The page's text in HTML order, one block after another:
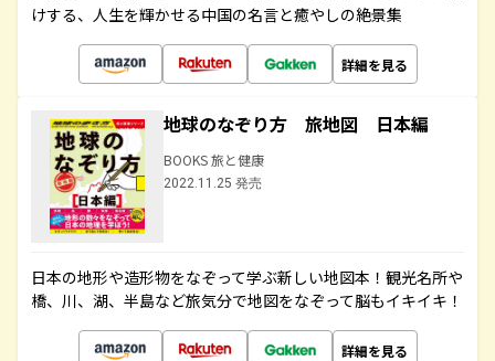
けする、人生を輝かせる中国の名言と癒やしの絶景集
詳細を見る
地球のなぞり方 旅地図 日本編
BOOKS 旅と健康
2022.11.25 発売
日本の地形や造形物をなぞって学ぶ新しい地図本！観光名所や
橋、川、湖、半島など旅気分で地図をなぞって脳もイキイキ！
詳細を見る